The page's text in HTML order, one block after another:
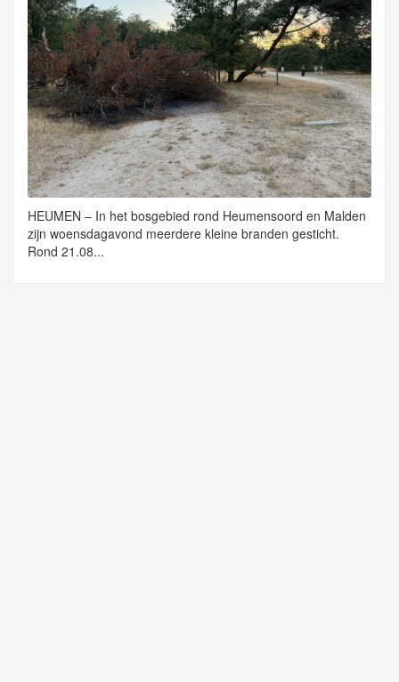
HEUMEN – In het bosgebied rond Heumensoord en Malden
zijn woensdagavond meerdere kleine branden gesticht.
Rond 21.08...